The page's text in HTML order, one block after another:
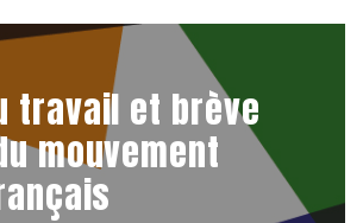
travail et brève
mouvement